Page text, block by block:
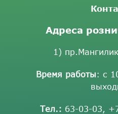
Адреса
1)
Время работы: с
Тел.: 63-03-03,